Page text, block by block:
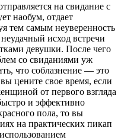
на свидание с
наобум, отдает
тем самым неуверенность
исход встречи
девушки. После чего
со свиданиями уж
что соблазнение — это
цените свое время, если
от первого взгляда
и эффективно
пола, то вы
на практических пикап